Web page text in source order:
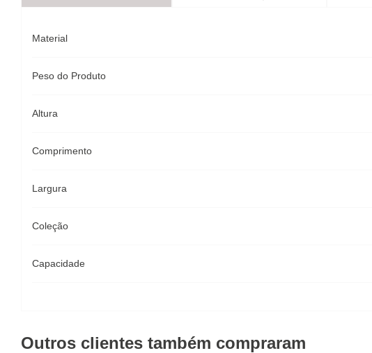
Material
Peso do Produto
Altura
Comprimento
Largura
Coleção
Capacidade
Outros clientes também compraram